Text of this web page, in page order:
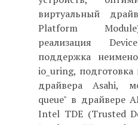
виртуальный
Platform
реализация
поддержка
io_uring,
драйвера Asahi,
queue" в драйвере
Intel TDE (Trusted